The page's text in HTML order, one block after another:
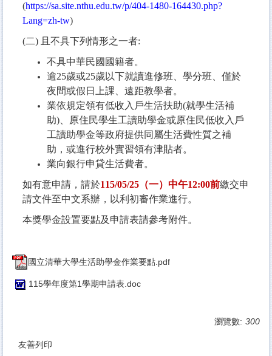
(https://sa.site.nthu.edu.tw/p/404-1480-164430.php?
Lang=zh-tw)
(二) 且不具下列情形之一者:
不具中華民國國籍者。
逾25歲或25歲以下就讀進修班、學分班、僅於
夜間或假日上課、遠距教學者。
業依規定領有低收入戶生活扶助(就學生活補
助)、原住民學生工讀助學金或原住民低收入戶
工讀助學金等政府提供同屬生活費性質之補
助，或進行校外實習領有津貼者。
業向銀行申貸生活費者。
如有意申請，請於115/05/25 （一）中午12:00前繳交申
請文件至中文系辦，以利初審作業進行。
本獎學金設置要點及申請表請參考附件。
國立清華大學生活助學金作業要點.pdf
115學年度第1學期申請表.doc
瀏覽數: 300
友善列印